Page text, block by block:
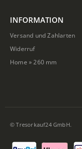
INFORMATION
Versand und Zahlarten
Widerruf
Home »260 mm
© Tresorkauf24 GmbH.